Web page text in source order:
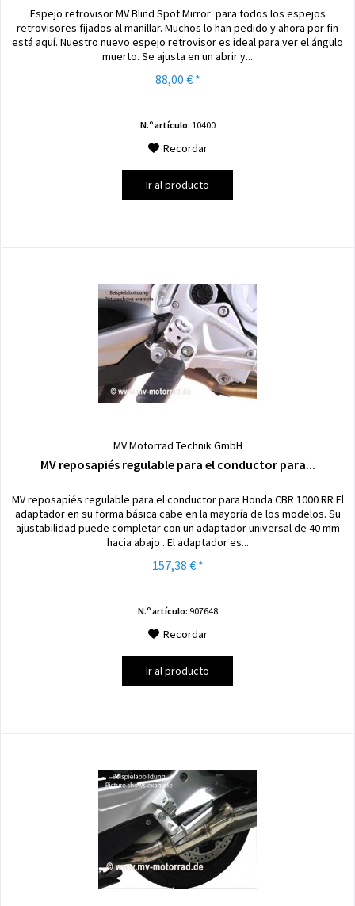
Espejo retrovisor MV Blind Spot Mirror: para todos los espejos
retrovisores fijados al manillar. Muchos lo han pedido y ahora por fin
está aquí. Nuestro nuevo espejo retrovisor es ideal para ver el ángulo
muerto. Se ajusta en un abrir y...
88,00 € *
N.º artículo: 10400
Recordar
Ir al producto
MV Motorrad Technik GmbH
MV reposapiés regulable para el conductor para...
MV reposapiés regulable para el conductor para Honda CBR 1000 RR El
adaptador en su forma básica cabe en la mayoría de los modelos. Su
ajustabilidad puede completar con un adaptador universal de 40 mm
hacia abajo . El adaptador es...
157,38 € *
N.º artículo: 907648
Recordar
Ir al producto